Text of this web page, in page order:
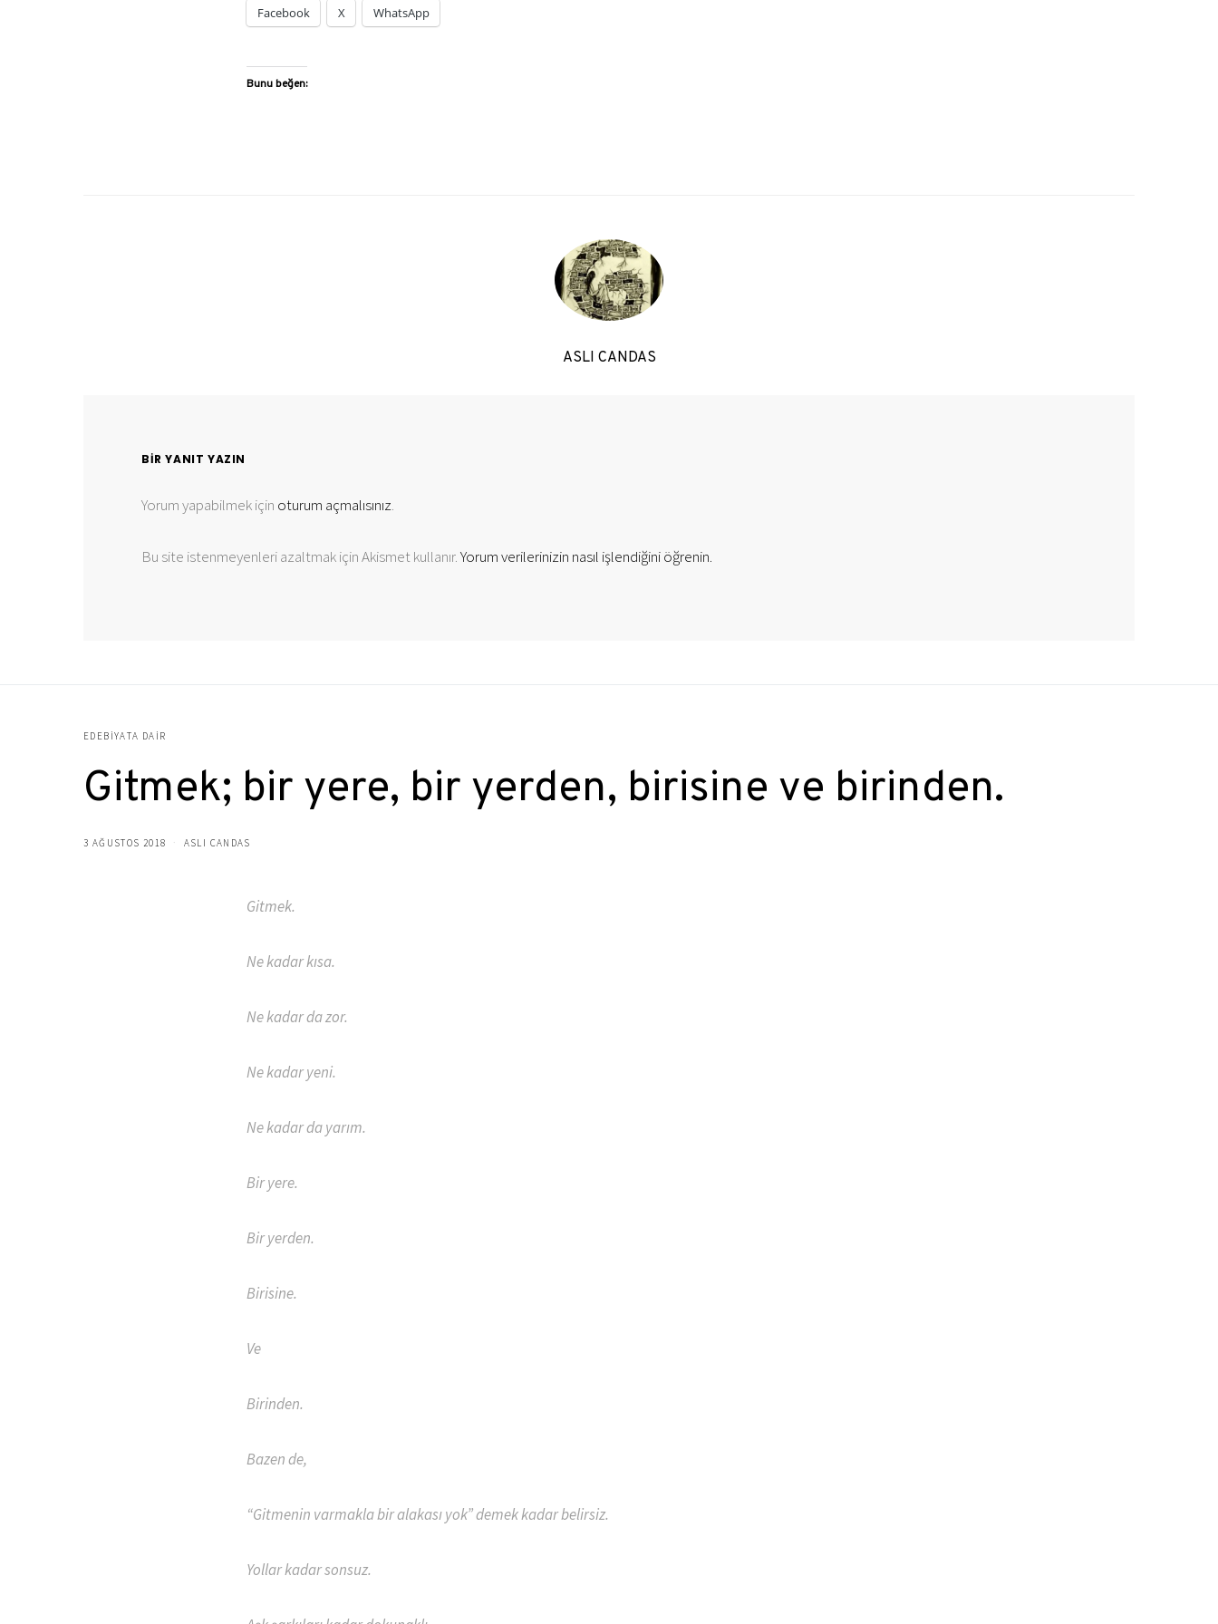
Facebook X WhatsApp
Bunu beğen:
ASLI CANDAS
BIR YANIT YAZIN
Yorum yapabilmek için oturum açmalısınız.
Bu site istenmeyenleri azaltmak için Akismet kullanır.Yorum verilerinizin nasıl işlendiğini öğrenin.
EDEBIYATA DAIR
Gitmek; bir yere, bir yerden, birisine ve birinden.
3 AĞUSTOS 2018 ASLI CANDAS
Gitmek.
Ne kadar kısa.
Ne kadar da zor.
Ne kadar yeni.
Ne kadar da yarım.
Bir yere.
Bir yerden.
Birisine.
Ve
Birinden.
Bazen de,
“Gitmenin varmakla bir alakası yok” demek kadar belirsiz.
Yollar kadar sonsuz.